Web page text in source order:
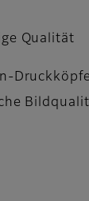
Qualität